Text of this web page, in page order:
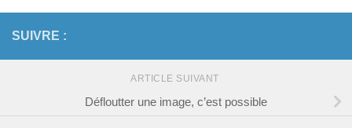
SUIVRE :
ARTICLE SUIVANT
Défloutter une image, c’est possible